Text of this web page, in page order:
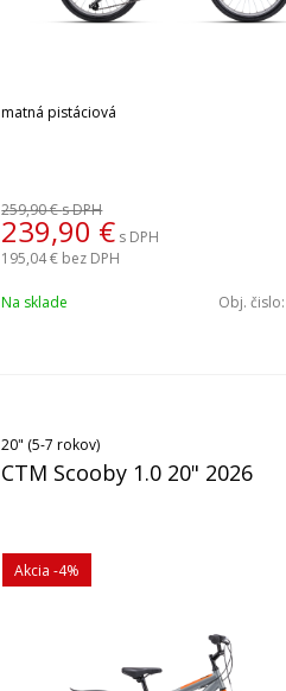
matná pistáciová
259,90 €s DPH
239,90 € s DPH
195,04 € bez DPH
Na sklade Obj. čislo:
20" (5-7 rokov)
CTM Scooby 1.0 20" 2026
Akcia-4%